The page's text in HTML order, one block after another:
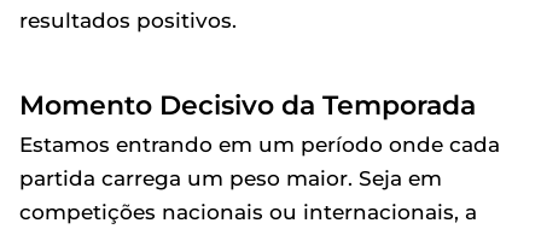
resultados positivos.
Momento Decisivo da Temporada
Estamos entrando em um período onde cada
partida carrega um peso maior. Seja em
competições nacionais ou internacionais, a